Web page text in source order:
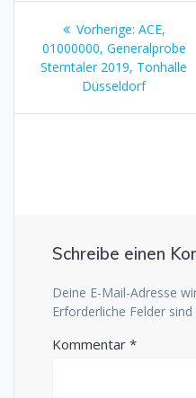
Vorherige: Vorheriger
Beitrag:
ACE,
01000000, Generalprobe
Sterntaler 2019, Tonhalle
Düsseldorf
Schreibe einen
Deine E-Mail-Adresse
Erforderliche Felder
Kommentar *